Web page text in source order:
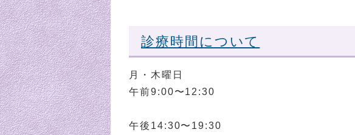
診療時間について
月・木曜日
午前9:00〜12:30
午後14:30〜19:30